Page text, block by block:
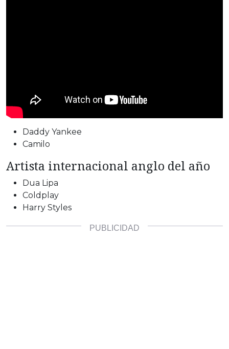
Daddy Yankee
Camilo
Artista internacional anglo del año
Dua Lipa
Coldplay
Harry Styles